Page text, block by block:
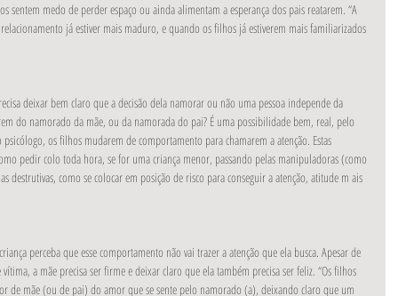
sentem medo de perder espaço ou ainda alimentam a esperança dos pais reatarem. “A
já estiver mais maduro, e quando os filhos já estiverem mais familiarizados
deixar bem claro que a decisão dela namorar ou não uma pessoa independe da
do namorado da mãe, ou da namorada do pai? É uma possibilidade bem, real, pelo
os filhos mudarem de comportamento para chamarem a atenção. Estas
pedir colo toda hora, se for uma criança menor, passando pelas manipuladoras (como
destrutivas, como se colocar em posição de risco para conseguir a atenção, atitude m ais
perceba que esse comportamento não vai trazer a atenção que ela busca. Apesar de
a mãe precisa ser firme e deixar claro que ela também precisa ser feliz. “Os filhos
de mãe (ou de pai) do amor que se sente pelo namorado (a), deixando claro que um